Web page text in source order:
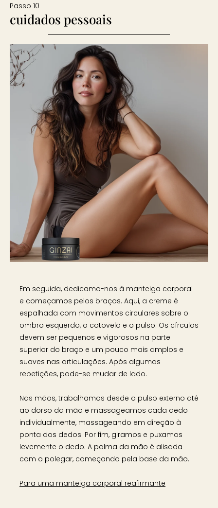
Passo 10
cuidados pessoais
Em seguida, dedicamo-nos à manteiga corporal
e começamos pelos braços. Aqui, a creme é
espalhada com movimentos circulares sobre o
ombro esquerdo, o cotovelo e o pulso. Os círculos
devem ser pequenos e vigorosos na parte
superior do braço e um pouco mais amplos e
suaves nas articulações. Após algumas
repetições, pode-se mudar de lado.
Nas mãos, trabalhamos desde o pulso externo até
ao dorso da mão e massageamos cada dedo
individualmente, massageando em direção à
ponta dos dedos. Por fim, giramos e puxamos
levemente o dedo. A palma da mão é alisada
com o polegar, começando pela base da mão.
Para uma manteiga corporal reafirmante